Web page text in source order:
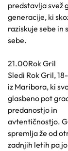
predstavlja svež
generacije, ki
raziskuje sebe in
sebe.
21.00Rok Gril
Sledi Rok Gril,
iz Maribora, ki
glasbeno pot
predanostjo in
avtentičnostjo.
spremlja že od
zadnjih letih pa